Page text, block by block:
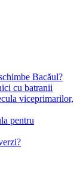
Bacăul?
cu batranii
viceprimarilor,
pentru